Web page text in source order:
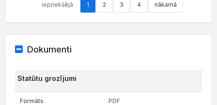
iepriekšējā 1 2 3 4 nākamā
Dokumenti
Statūtu grozījumi
PDF